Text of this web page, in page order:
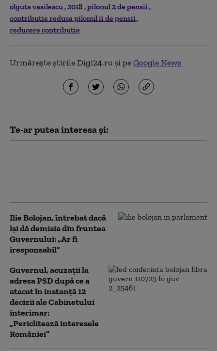
olguta vasilescu 2018 pilonul 2 de pensii
contributie redusa pilonul ii de pensii
reducere contributie
Urmărește știrile Digi24.ro și peGoogle News
Te-ar putea interesa și:
Ilie Bolojan, întrebat dacă
își dă demisia din fruntea
Guvernului: „Ar fi
iresponsabil”
Guvernul, acuzații la
adresa PSD după ce a
atacat în instanță 12
decizii ale Cabinetului
interimar:
„Periclitează interesele
României”